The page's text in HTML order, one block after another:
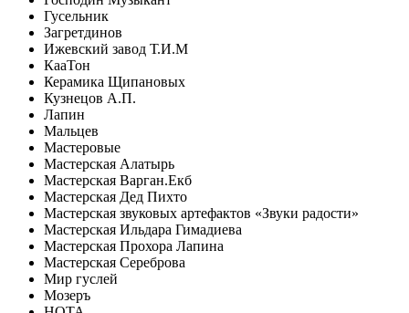
Гусельник
Загретдинов
Ижевский завод Т.И.М
КааТон
Керамика Щипановых
Кузнецов А.П.
Лапин
Мальцев
Мастеровые
Мастерская Алатырь
Мастерская Варган.Екб
Мастерская Дед Пихто
Мастерская звуковых артефактов «Звуки радости»
Мастерская Ильдара Гимадиева
Мастерская Прохора Лапина
Мастерская Сереброва
Мир гуслей
Мозеръ